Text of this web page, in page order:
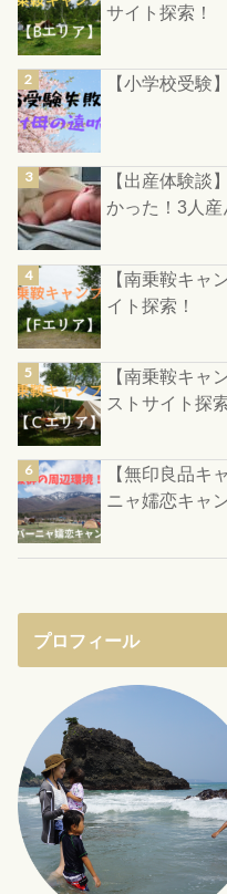
サイト探索！
【小学校受験
【出産体験談
かった！3人産
【南乗鞍キャ
イト探索！
【南乗鞍キャ
ストサイト探
【無印良品キ
ニャ嬬恋キャ
プロフィール